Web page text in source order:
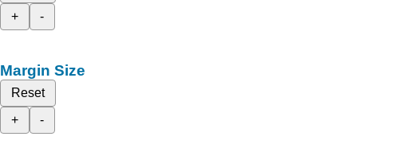
+
-
Margin Size
Reset
+
-